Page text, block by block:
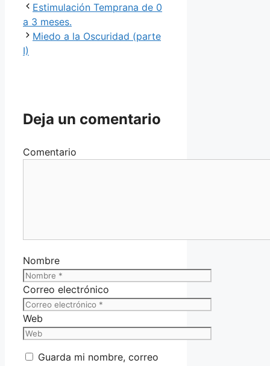
Estimulación Temprana de 0
a 3 meses.
Miedo a la Oscuridad (parte
I)
Deja un comentario
Comentario
Nombre
Correo electrónico
Web
Guarda mi nombre, correo